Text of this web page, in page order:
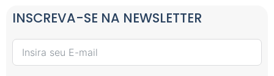
INSCREVA-SE NA NEWSLETTER